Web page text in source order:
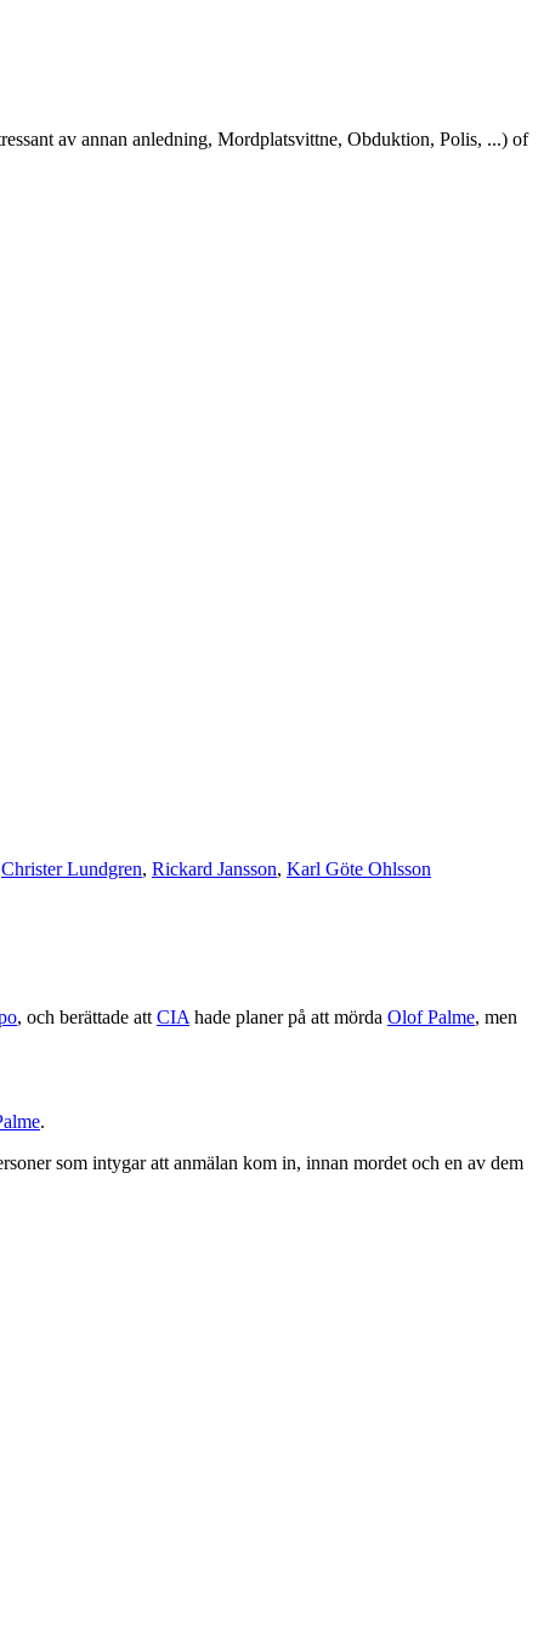
av annan anledning, Mordplatsvittne, Obduktion, Polis, ...) of
Christer Lundgren, Rickard Jansson, Karl Göte Ohlsson
, och berättade att CIA hade planer på att mörda Olof Palme, men
.
som intygar att anmälan kom in, innan mordet och en av dem